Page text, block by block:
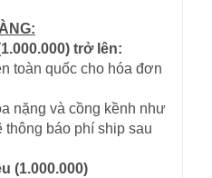
trở lên:
toàn quốc cho hóa đơn
nặng và cồng kềnh như
báo phí ship sau
(1.000.000)